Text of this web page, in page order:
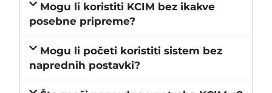
Mogu li koristiti KCIM bez ikakve
posebne pripreme?
Mogu li početi koristiti sistem bez
naprednih postavki?